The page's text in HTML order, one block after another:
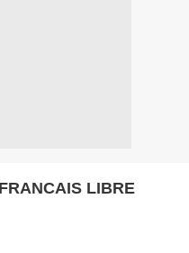
LIBRE